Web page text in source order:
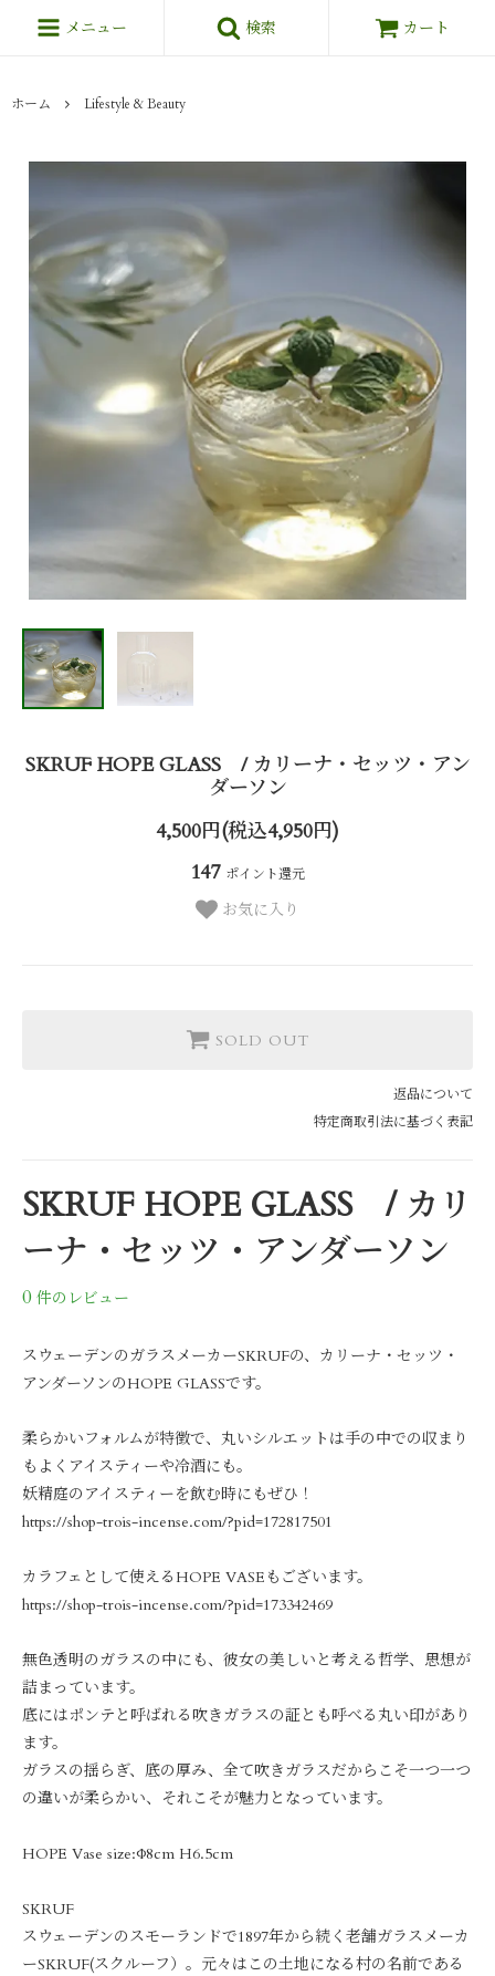
メニュー 検索 カート
ホーム Lifestyle & Beauty
SKRUF HOPE GLASS / カリーナ・セッツ・アン
ダーソン
4,500円(税込4,950円)
147 ポイント還元
お気に入り
SOLD OUT
返品について
特定商取引法に基づく表記
SKRUF HOPE GLASS / カリ
ーナ・セッツ・アンダーソン
0 件のレビュー
スウェーデンのガラスメーカーSKRUFの、カリーナ・セッツ・
アンダーソンのHOPE GLASSです。
柔らかいフォルムが特徴で、丸いシルエットは手の中での収まり
もよくアイスティーや冷酒にも。
妖精庭のアイスティーを飲む時にもぜひ！
https://shop-trois-incense.com/?pid=172817501
カラフェとして使えるHOPE VASEもございます。
https://shop-trois-incense.com/?pid=173342469
無色透明のガラスの中にも、彼女の美しいと考える哲学、思想が
詰まっています。
底にはポンテと呼ばれる吹きガラスの証とも呼べる丸い印があり
ます。
ガラスの揺らぎ、底の厚み、全て吹きガラスだからこそ一つ一つ
の違いが柔らかい、それこそが魅力となっています。
HOPE Vase size:Φ8cm H6.5cm
SKRUF
スウェーデンのスモーランドで1897年から続く老舗ガラスメーカ
ーSKRUF(スクルーフ）。元々はこの土地になる村の名前である